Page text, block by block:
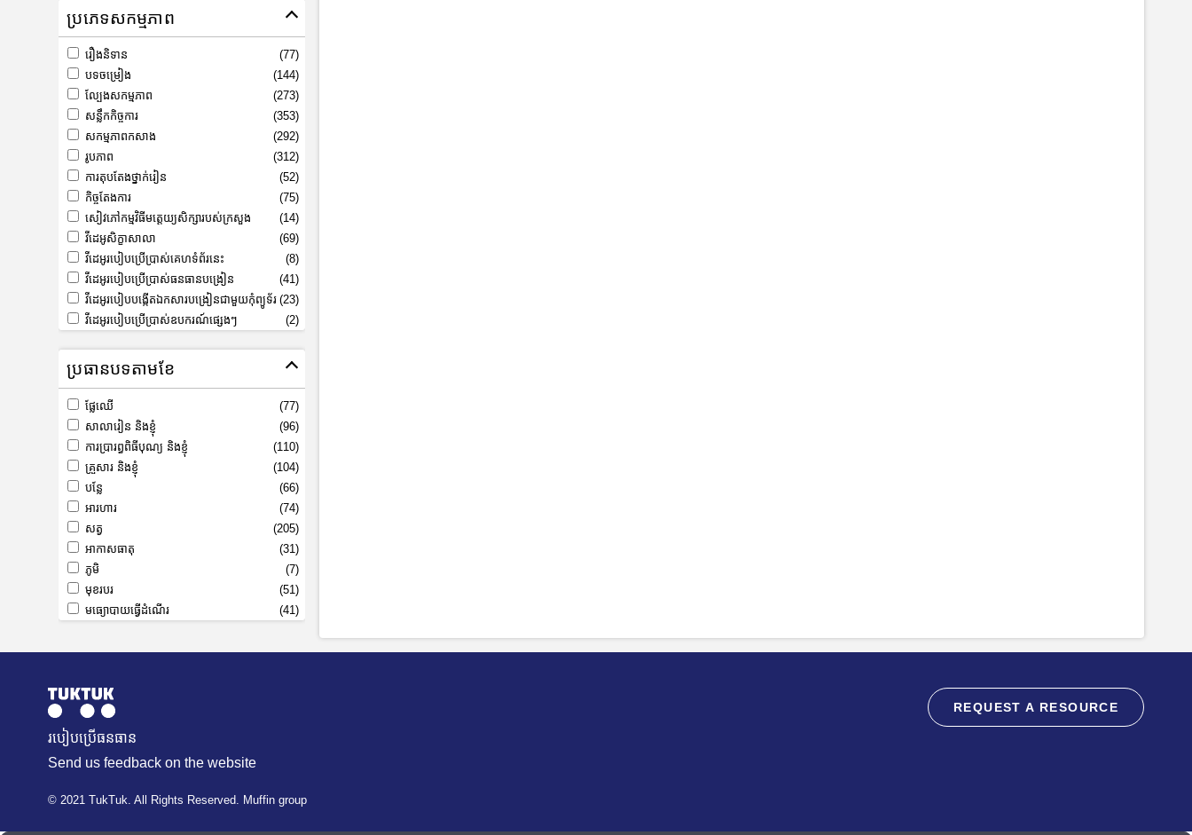
ប្រភេទសកម្មភាព
(77)
រឿងនិទាន
(144)
បទចម្រៀង
(273)
ល្បែងសកម្មភាព
(353)
សន្លឹកកិច្ចការ
(292)
សកម្មភាពកសាង
(312)
រូបភាព
(52)
ការតុបតែងថ្នាក់រៀន
(75)
កិច្ចតែងការ
(14)
សៀវភៅកម្មវិធីមត្តេយ្យសិក្សារបស់ក្រសួង
(69)
វីដេអូសិក្ខាសាលា
(8)
វីដេអូរបៀបប្រើប្រាស់គេហទំព័រនេះ
(41)
វីដេអូរបៀបប្រើប្រាស់ធនធានបង្រៀន
(23)
វីដេអូរបៀបបង្កើតឯកសារបង្រៀនជាមួយកុំព្យូទ័រ
(2)
វីដេអូរបៀបប្រើប្រាស់ឧបករណ៍ផ្សេងៗ
ប្រធានបទតាមខែ
(77)
ផ្លែឈើ
(96)
សាលារៀន និងខ្ញុំ
(110)
ការប្រារព្ធពិធីបុណ្យ និងខ្ញុំ
(104)
គ្រួសារ និងខ្ញុំ
(66)
បន្លែ
(74)
អារហារ
(205)
សត្វ
(31)
អាកាសធាតុ
(7)
ភូមិ
(51)
មុខរបរ
(41)
មធ្យោបាយធ្វើដំណើរ
របៀបប្រើធនធាន
Send us feedback on the website
© 2021 TukTuk. All Rights Reserved. Muffin group
REQUEST A RESOURCE